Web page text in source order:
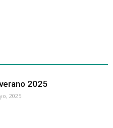
2025
2025